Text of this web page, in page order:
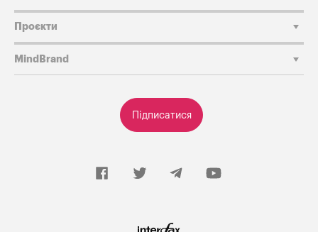
Підписатися
Проєкти
MindBrand